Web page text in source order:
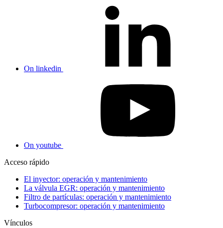
On linkedin
On youtube
Acceso rápido
El inyector: operación y mantenimiento
La válvula EGR: operación y mantenimiento
Filtro de partículas: operación y mantenimiento
Turbocompresor: operación y mantenimiento
Vínculos